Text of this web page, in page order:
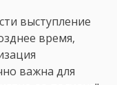
выступление
время,
важна для